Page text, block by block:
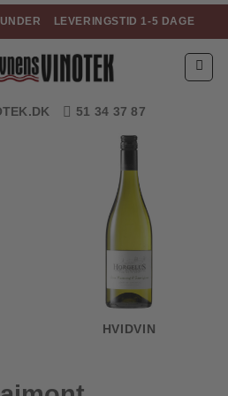
LEVERINGSTID 1-5 DAGE
51 34 37 87
HVIDVIN